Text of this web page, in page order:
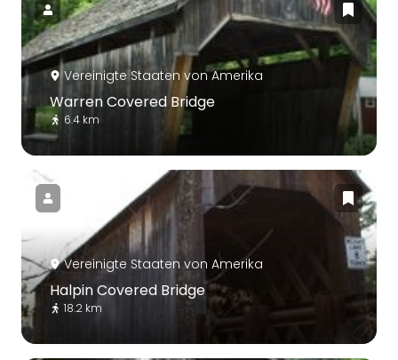
Vereinigte Staaten von Amerika
Warren Covered Bridge
6.4 km
Vereinigte Staaten von Amerika
Halpin Covered Bridge
18.2 km